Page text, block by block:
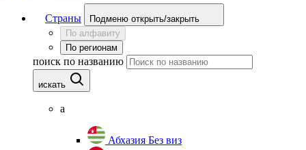
Страны
Подменю открыть/закрыть
По алфавиту
По регионам
поиск по названию
искать
а
Абхазия Без виз